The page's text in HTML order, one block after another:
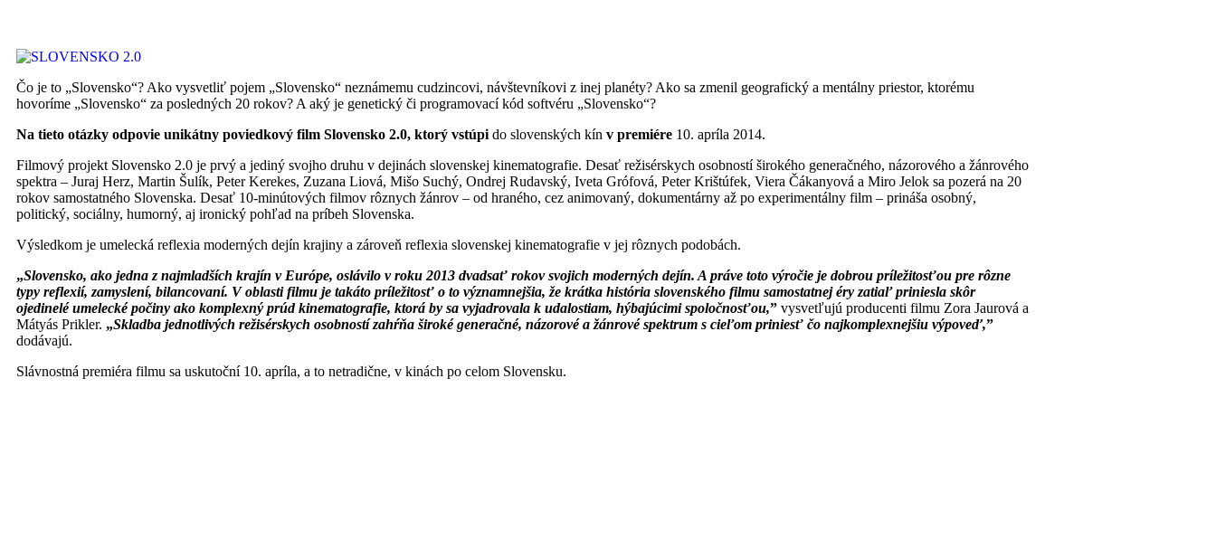
Čo je to „Slovensko“? Ako vysvetliť pojem „Slovensko“ neznámemu cudzincovi, návštevníkovi z inej planéty? Ako sa zmenil geografický a mentálny priestor, ktorému
hovoríme „Slovensko“ za posledných 20 rokov? A aký je genetický či programovací kód softvéru „Slovensko“?
Na tieto otázky odpovie unikátny poviedkový film Slovensko 2.0, ktorý vstúpi do slovenských kín v premiére 10. apríla 2014.
Filmový projekt Slovensko 2.0 je prvý a jediný svojho druhu v dejinách slovenskej kinematografie. Desať režisérskych osobností širokého generačného, názorového a žánrového
spektra – Juraj Herz, Martin Šulík, Peter Kerekes, Zuzana Liová, Mišo Suchý, Ondrej Rudavský, Iveta Grófová, Peter Krištúfek, Viera Čákanyová a Miro Jelok sa pozerá na 20
rokov samostatného Slovenska. Desať 10-minútových filmov rôznych žánrov – od hraného, cez animovaný, dokumentárny až po experimentálny film – prináša osobný,
politický, sociálny, humorný, aj ironický pohľad na príbeh Slovenska.
Výsledkom je umelecká reflexia moderných dejín krajiny a zároveň reflexia slovenskej kinematografie v jej rôznych podobách.
„Slovensko, ako jedna z najmladších krajín v Európe, oslávilo v roku 2013 dvadsať rokov svojich moderných dejín. A práve toto výročie je dobrou príležitosťou pre rôzne
typy reflexií, zamyslení, bilancovaní. V oblasti filmu je takáto príležitosť o to významnejšia, že krátka história slovenského filmu samostatnej éry zatiaľ priniesla skôr
ojedinelé umelecké počiny ako komplexný prúd kinematografie, ktorá by sa vyjadrovala k udalostiam, hýbajúcimi spoločnosťou,” vysvetľujú producenti filmu Zora Jaurová a
Mátyás Prikler. „Skladba jednotlivých režisérskych osobností zahŕňa široké generačné, názorové a žánrové spektrum s cieľom priniesť čo najkomplexnejšiu výpoveď,”
dodávajú.
Slávnostná premiéra filmu sa uskutoční 10. apríla, a to netradične, v kinách po celom Slovensku.